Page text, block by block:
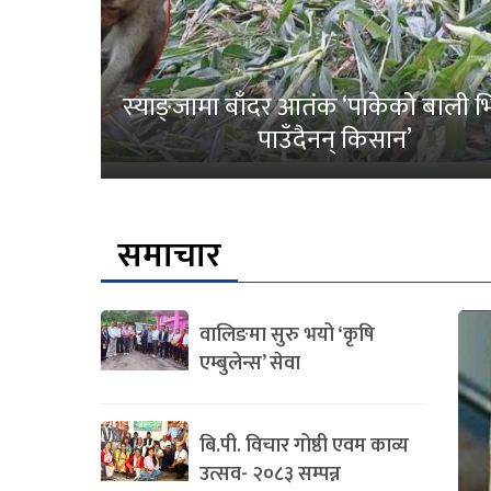
स्याङ्जामा बाँदर आतंक ‘पाकेको बाली
पाउँदैनन् किसान’
समाचार
वालिङमा सुरु भयो ‘कृषि
एम्बुलेन्स’ सेवा
बि.पी. विचार गोष्ठी एवम काव्य
उत्सव- २०८३ सम्पन्न